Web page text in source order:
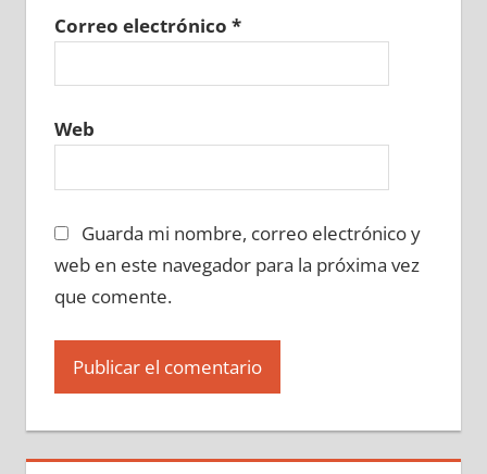
Correo electrónico *
Web
Guarda mi nombre, correo electrónico y
web en este navegador para la próxima vez
que comente.